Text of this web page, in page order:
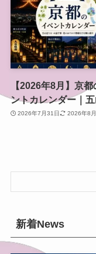
【2026年8月】京
ントカレンダー｜
火・お盆行事・夏の
2026年7月31日 2026年8
新着News